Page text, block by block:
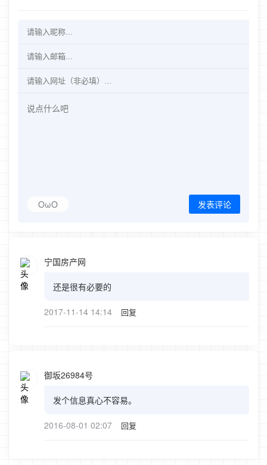
OωO 发表评论
宁国房产网
还是很有必要的
2017-11-14 14:14 回复
御坂26984号
发个信息真心不容易。
2016-08-01 02:07 回复